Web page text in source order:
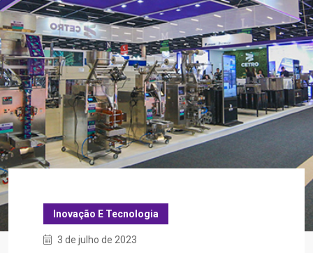
Inovação E Tecnologia
3 de julho de 2023